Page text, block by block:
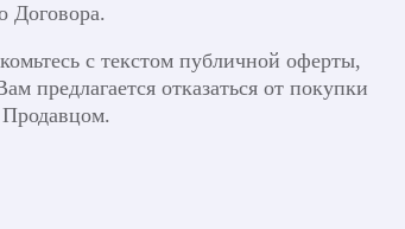
Договора.
с текстом публичной оферты,
предлагается отказаться от покупки